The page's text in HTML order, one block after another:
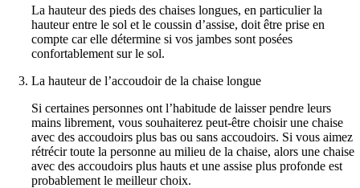
La hauteur des pieds des chaises longues, en particulier la
hauteur entre le sol et le coussin d’assise, doit être prise en
compte car elle détermine si vos jambes sont posées
confortablement sur le sol.
La hauteur de l’accoudoir de la chaise longue
Si certaines personnes ont l’habitude de laisser pendre leurs
mains librement, vous souhaiterez peut-être choisir une chaise
avec des accoudoirs plus bas ou sans accoudoirs. Si vous aimez
rétrécir toute la personne au milieu de la chaise, alors une chaise
avec des accoudoirs plus hauts et une assise plus profonde est
probablement le meilleur choix.